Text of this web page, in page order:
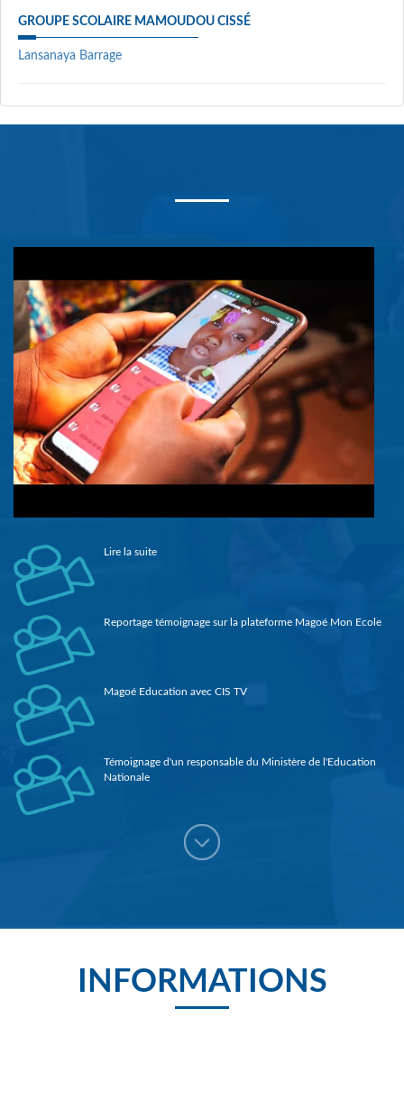
GROUPE SCOLAIRE MAMOUDOU CISSÉ
Lansanaya Barrage
Lire la suite
Reportage témoignage sur la plateforme Magoé Mon Ecole
Magoé Education avec CIS TV
Témoignage d'un responsable du Ministère de l'Education
Nationale
3ème prix Orange de entrepreneuriat social (Guinée 2018)
lancement de magoé éducation 1
INFORMATIONS